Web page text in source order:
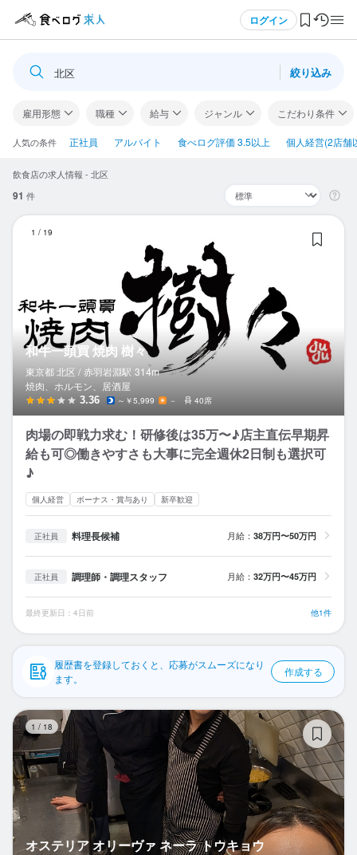
ログイン
食べログ求人TOP
求人検索
検索履歴・保存した条件
応募履歴
WEB履歴書
スカウト・メルマガ受信設定
ヘルプ・お問い合わせフォーム
掲載をご検討の店舗様へ
食べログ求人PRESS
利用規約
北区 絞り込み
雇用形態 職種 給与 ジャンル こだわり条件
人気の条件 正社員 アルバイト 食べログ評価 3.5以上 個人経営(2店舗
飲食店の求人情報 - 北区
91 件
1 / 19
和牛一頭買 焼肉 樹々
東京都 北区 / 赤羽岩淵駅 314m
焼肉、ホルモン、居酒屋
3.36 ～￥5,999 － 40席
肉場の即戦力求む！研修後は35万〜♪店主直伝早期昇
給も可◎働きやすさも大事に完全週休2日制も選択可
♪
個人経営 ボーナス・賞与あり 新卒歓迎
正社員 料理長候補 月給： 38万円〜50万円
正社員 調理師・調理スタッフ 月給： 32万円〜45万円
最終更新日：4日前 他1件
履歴書を登録しておくと、応募がスムーズになり
ます。
作成する
1 / 18
オステリア オリーヴァ ネーラ トウキョウ